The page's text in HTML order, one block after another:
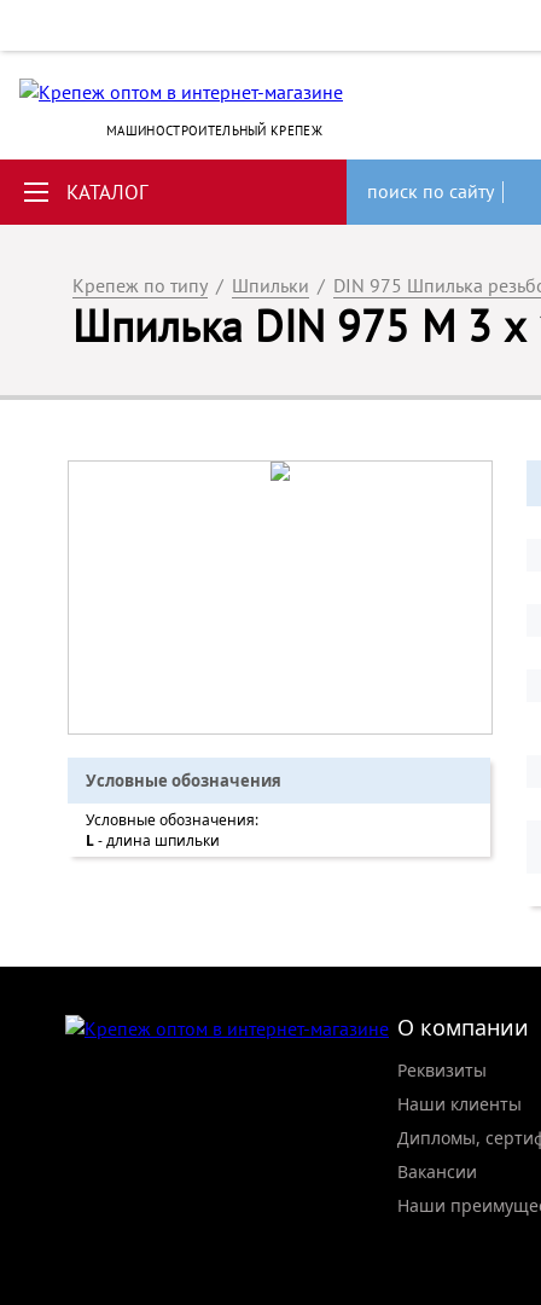
МАШИНОСТРОИТЕЛЬНЫЙ КРЕПЕЖ
КАТАЛОГ поиск по сайту
Крепеж по типу / Шпильки / DIN 975 Шпилька
Шпилька DIN 975 M 3
Условные обозначения
Условные обозначения:
L- длина шпильки
О компании
Реквизиты
Наши клиенты
Дипломы,
Вакансии
Наши